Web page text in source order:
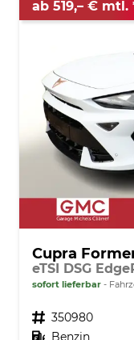
ab 519,– € mtl.
Cupra
eTSI DSG
sofort lieferbar
Fahrzeugnr. 350980
Kraftstoff Benzin